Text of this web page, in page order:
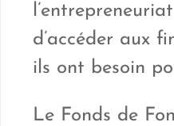
d’accéder aux
ils ont besoin
Le Fonds de